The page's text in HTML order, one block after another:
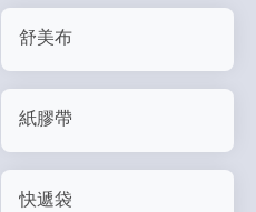
舒美布
紙膠帶
快遞袋